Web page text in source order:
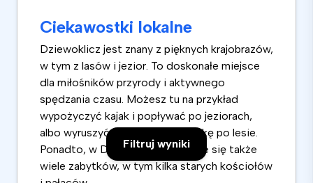
Filtruj wyniki
Ciekawostki lokalne
Dziewoklicz jest znany z pięknych krajobrazów,
w tym z lasów i jezior. To doskonałe miejsce
dla miłośników przyrody i aktywnego
spędzania czasu. Możesz tu na przykład
wypożyczyć kajak i popływać po jeziorach,
albo wyruszyć na pieszą wędrówkę po lesie.
Ponadto, w Dziewokliczu znajduje się także
wiele zabytków, w tym kilka starych kościołów